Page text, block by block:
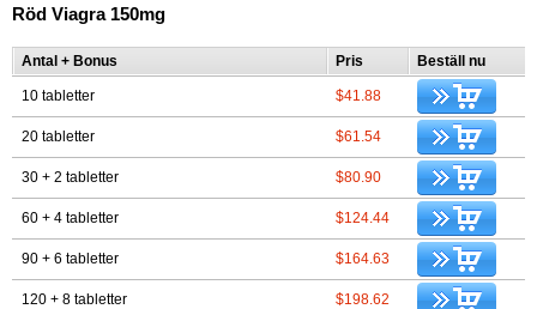
Röd Viagra 150mg
Antal + Bonus Pris Beställ nu
10 tabletter $41.88
20 tabletter $61.54
30 + 2 tabletter $80.90
60 + 4 tabletter $124.44
90 + 6 tabletter $164.63
120 + 8 tabletter $198.62